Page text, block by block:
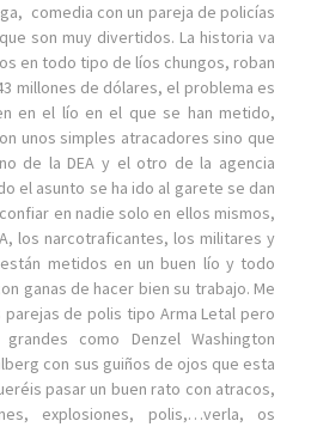
comedia con un pareja de policías
son muy divertidos. La historia va
en todo tipo de líos chungos, roban
millones de dólares, el problema es
en el lío en el que se han metido,
unos simples atracadores sino que
de la DEA y el otro de la agencia
el asunto se ha ido al garete se dan
en nadie solo en ellos mismos,
los narcotraficantes, los militares y
están metidos en un buen lío y todo
ganas de hacer bien su trabajo. Me
de polis tipo Arma Letal pero
como Denzel Washington
con sus guiños de ojos que esta
pasar un buen rato con atracos,
explosiones, polis,…verla, os